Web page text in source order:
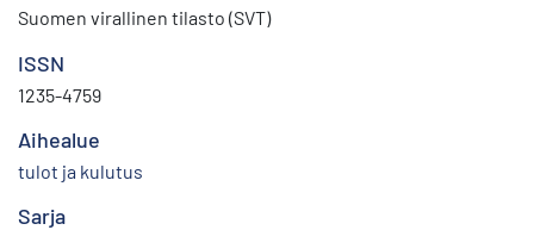
Suomen virallinen tilasto (SVT)
ISSN
1235-4759
Aihealue
tulot ja kulutus
Sarja